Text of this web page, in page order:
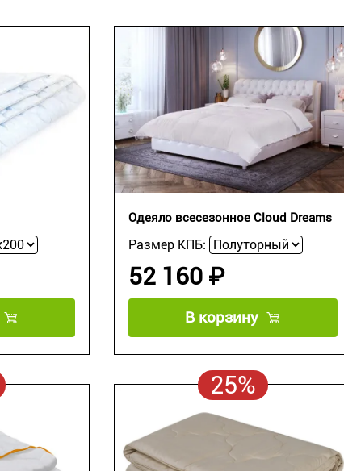
Одеяло всесезонное Cloud Dreams
Размер КПБ:
52 160 ₽
В корзину
25%